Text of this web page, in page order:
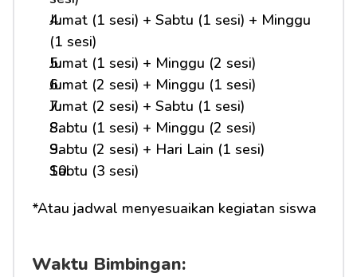
Jumat (1 sesi) + Sabtu (1 sesi) + Minggu
(1 sesi)
Jumat (1 sesi) + Minggu (2 sesi)
Jumat (2 sesi) + Minggu (1 sesi)
Jumat (2 sesi) + Sabtu (1 sesi)
Sabtu (1 sesi) + Minggu (2 sesi)
Sabtu (2 sesi) + Hari Lain (1 sesi)
Sabtu (3 sesi)
*Atau jadwal menyesuaikan kegiatan siswa
Waktu Bimbingan: